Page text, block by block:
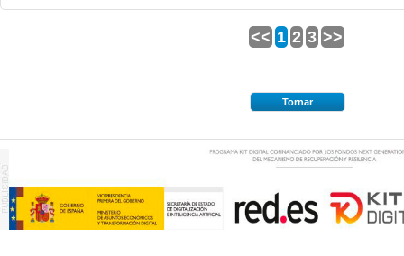
<< 1 2 3 >>
Tornar